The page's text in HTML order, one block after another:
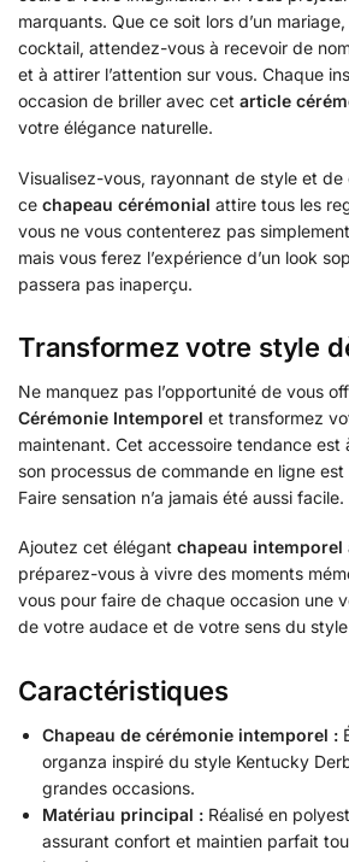
marquants. Que ce soit lors d’un mariage,
cocktail, attendez-vous à recevoir de
et à attirer l’attention sur vous. Chaque
occasion de briller avec cet article
votre élégance naturelle.
Visualisez-vous, rayonnant de style et
ce chapeau cérémonial attire tous les
vous ne vous contenterez pas
mais vous ferez l’expérience d’un look
passera pas inaperçu.
Transformez votre style
Ne manquez pas l’opportunité de vous
Cérémonie Intemporel et transformez
maintenant. Cet accessoire tendance est
son processus de commande en ligne
Faire sensation n’a jamais été aussi facile.
Ajoutez cet élégant chapeau intemporel
préparez-vous à vivre des moments
vous pour faire de chaque occasion une
de votre audace et de votre sens du
Caractéristiques
Chapeau de cérémonie intemporel :
organza inspiré du style Kentucky
grandes occasions.
Matériau principal : Réalisé en
assurant confort et maintien parfait